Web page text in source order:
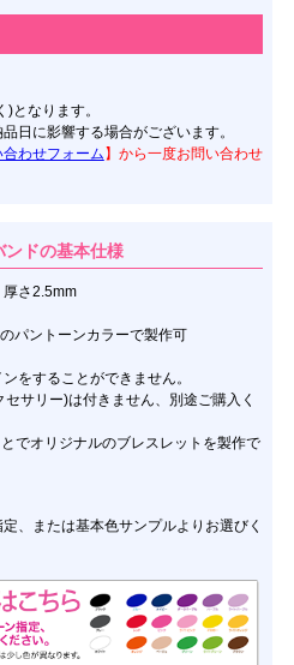
となります。
日に影響する場合がございます。
合わせフォーム 】から一度お問い合わせ
ンドの基本仕様
さ2.5mm
パントーンカラーで製作可
をすることができません。
サリー)は付きません、別途ご購入く
でオリジナルのブレスレットを製作で
、または基本色サンプルよりお選びく